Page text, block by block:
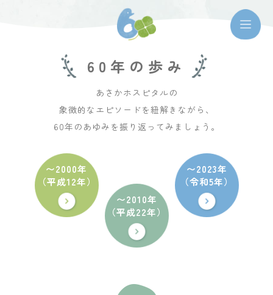
60年の歩み
あさかホスピタルの
象徴的なエピソードを紐解きながら、
60年のあゆみを振り返ってみましょう。
〜2000年
（平成12年）
〜2010年
（平成22年）
〜2023年
（令和5年）